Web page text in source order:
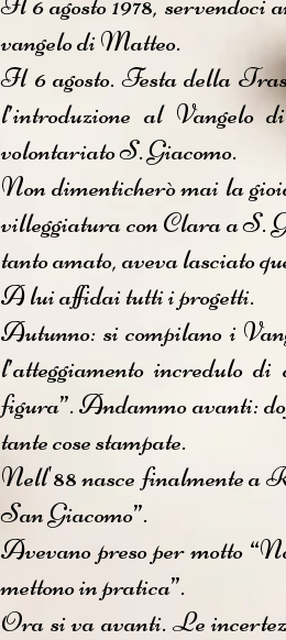
vangelo di Matteo.
Il 6 agosto. Festa della
l’introduzione al
volontariato S. Giacomo.
Non dimenticherò mai la
villeggiatura con Clara a S.
tanto amato, aveva lasciato
A lui affidai tutti i progetti.
Autunno: si compilano i
l’atteggiamento incredulo
figura”. Andammo avanti:
tante cose stampate.
Nell'88 nasce finalmente a
San Giacomo”.
Avevano preso per motto
mettono in pratica”.
Ora si va avanti. Le